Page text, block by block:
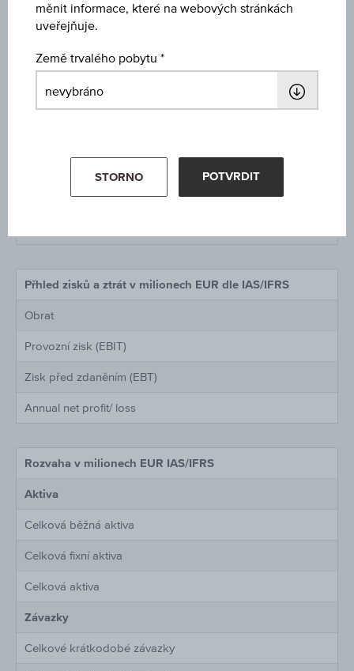
Počet zaměstnanců na konci roku
Staff turnover in EUR
Dividenda na akcii
Přhled zisků a ztrát v milionech EUR dle IAS/IFRS
Obrat
Provozní zisk (EBIT)
Zisk před zdaněním (EBT)
Annual net profit/ loss
Rozvaha v milionech EUR IAS/IFRS
Aktiva
Celková běžná aktiva
Celková fixní aktiva
Celková aktiva
Závazky
Celkové krátkodobé závazky
měnit informace, které na webových stránkách
uveřejňuje.
Země trvalého pobytu
STORNO POTVRDIT